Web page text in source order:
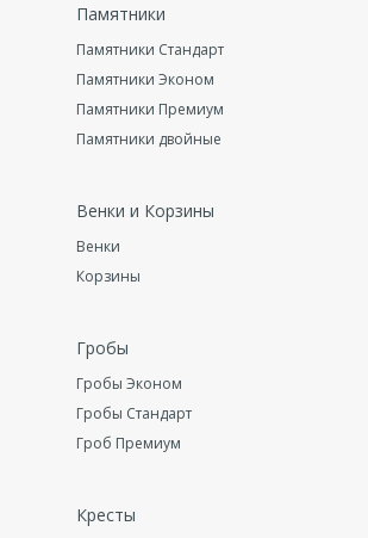
Памятники
Памятники Стандарт
Памятники Эконом
Памятники Премиум
Памятники двойные
Венки и Корзины
Венки
Корзины
Гробы
Гробы Эконом
Гробы Стандарт
Гроб Премиум
Кресты